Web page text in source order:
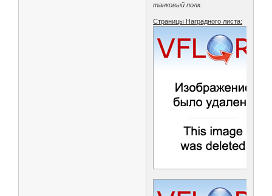
танковый полк.
Страницы Наградного листа: